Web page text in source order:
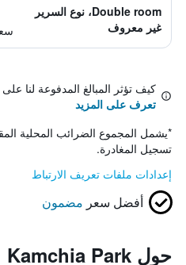
Double room، نوع السرير
غير معروف
كيف تؤثر المبالغ المدفوعة لنا
تعرف على المزيد
*يشمل المجموع الضرائب المحلية
تسجيل المغادرة.
إعدادات ملفات تعريف الارتباط
أفضل سعر مضمون
حول Kamchia Park